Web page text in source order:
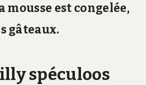
mousse est congelée,
gâteaux.
spéculoos